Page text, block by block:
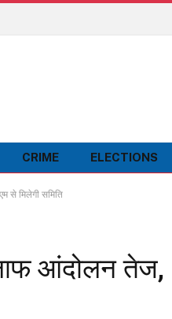
CRIME ELECTIONS
से मिलेगी समिति
आंदोलन तेज,